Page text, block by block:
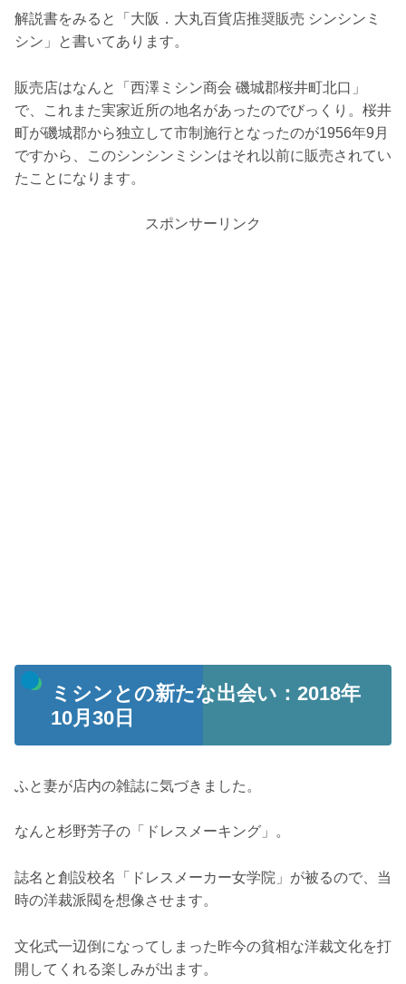
解説書をみると「大阪．大丸百貨店推奨販売 シンシンミ
シン」と書いてあります。
販売店はなんと「西澤ミシン商会 磯城郡桜井町北口」
で、これまた実家近所の地名があったのでびっくり。桜井
町が磯城郡から独立して市制施行となったのが1956年9月
ですから、このシンシンミシンはそれ以前に販売されてい
たことになります。
スポンサーリンク
ミシンとの新たな出会い：2018年
10月30日
ふと妻が店内の雑誌に気づきました。
なんと杉野芳子の「ドレスメーキング」。
誌名と創設校名「ドレスメーカー女学院」が被るので、当
時の洋裁派閥を想像させます。
文化式一辺倒になってしまった昨今の貧相な洋裁文化を打
開してくれる楽しみが出ます。